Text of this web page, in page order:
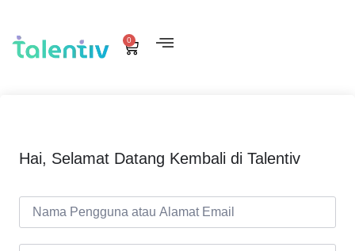
0
Hai, Selamat Datang Kembali di Talentiv